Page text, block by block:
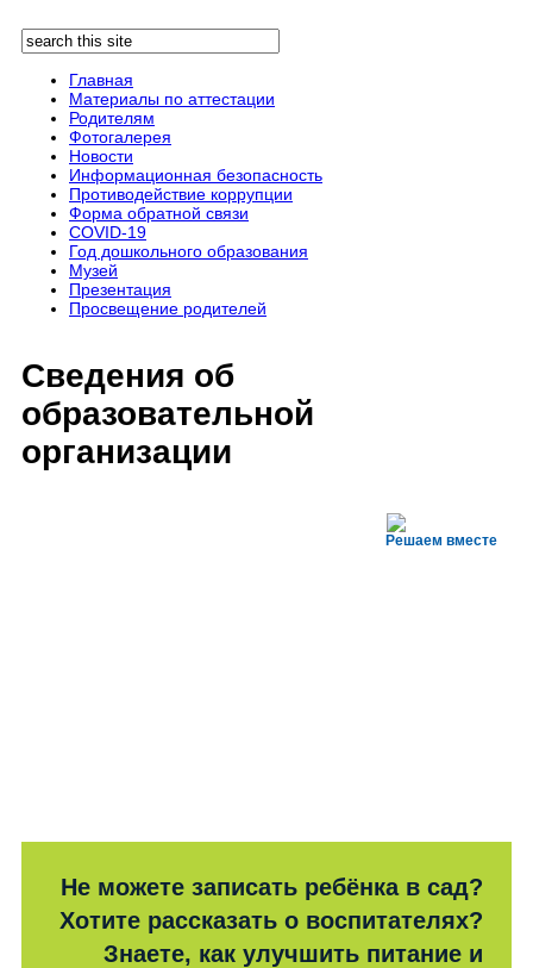
Перейти к основному содержанию
Форма поиска
Поиск
Главная
Материалы по аттестации
Родителям
Фотогалерея
Новости
Информационная безопасность
Противодействие коррупции
Форма обратной связи
COVID-19
Год дошкольного образования
Музей
Презентация
Просвещение родителей
Сведения об
образовательной
организации
Решаем вместе
Не можете записать ребёнка в сад?
Хотите рассказать о воспитателях?
Знаете, как улучшить питание и